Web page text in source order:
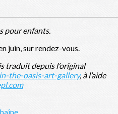
pour enfants.
juin, sur rendez-vous.
traduit depuis l’original
the-oasis-art-gallery, à l’aide